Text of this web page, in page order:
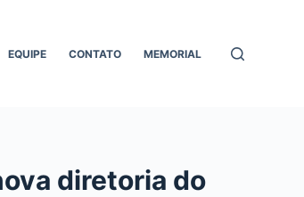
EQUIPE CONTATO MEMORIAL
diretoria do